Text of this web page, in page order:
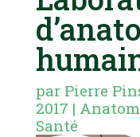
par Pierre
2017 |
Santé